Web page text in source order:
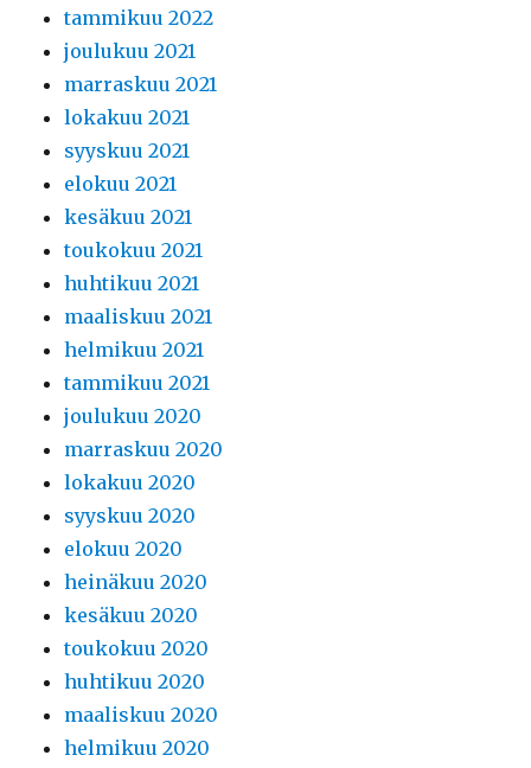
tammikuu 2022
joulukuu 2021
marraskuu 2021
lokakuu 2021
syyskuu 2021
elokuu 2021
kesäkuu 2021
toukokuu 2021
huhtikuu 2021
maaliskuu 2021
helmikuu 2021
tammikuu 2021
joulukuu 2020
marraskuu 2020
lokakuu 2020
syyskuu 2020
elokuu 2020
heinäkuu 2020
kesäkuu 2020
toukokuu 2020
huhtikuu 2020
maaliskuu 2020
helmikuu 2020